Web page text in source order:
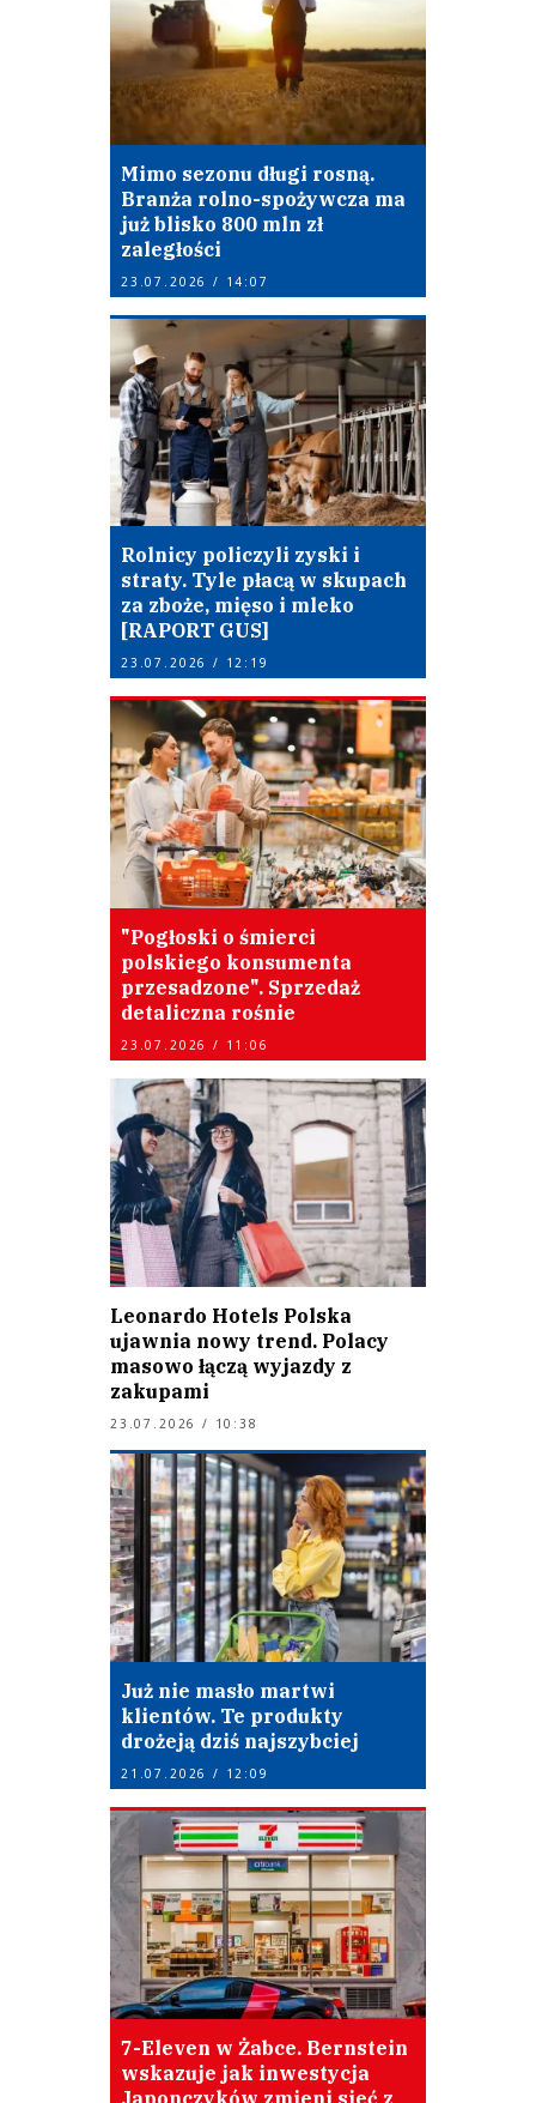
Mimo sezonu długi rosną.
Branża rolno-spożywcza ma
już blisko 800 mln zł
zaległości
23.07.2026 / 14:07
Rolnicy policzyli zyski i
straty. Tyle płacą w skupach
za zboże, mięso i mleko
[RAPORT GUS]
23.07.2026 / 12:19
"Pogłoski o śmierci
polskiego konsumenta
przesadzone". Sprzedaż
detaliczna rośnie
23.07.2026 / 11:06
Leonardo Hotels Polska
ujawnia nowy trend. Polacy
masowo łączą wyjazdy z
zakupami
23.07.2026 / 10:38
Już nie masło martwi
klientów. Te produkty
drożeją dziś najszybciej
21.07.2026 / 12:09
7-Eleven w Żabce. Bernstein
wskazuje jak inwestycja